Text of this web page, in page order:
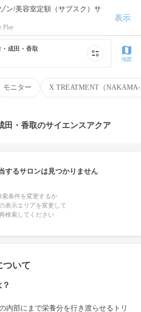
ン/美容室定額（サブスク）サ
Play
表示
モニター X TREATMENT（
成田・香取
地図
田・香取のサイエンスアクア
するサロンは見つかりません
索条件を変更するか
表示エリアを変更して
検索してください
ついて
内部にまで栄養分を行き渡らせるトリ